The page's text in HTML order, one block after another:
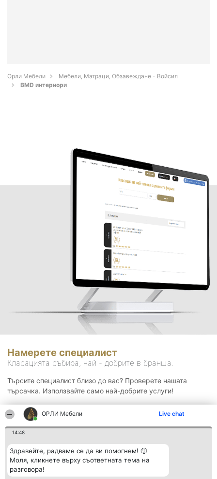
ОРЛИ Мебели Live chat
14:48
Здравейте, радваме се да ви помогнем! 🙂
Моля, кликнете върху съответната тема на
разговора!
Орли Мебели
Мебели, Матраци, Обзавеждане - Войсил
BMD интериори
Намерете специалист
Класацията събира, най - добрите в бранша.
Търсите специалист близо до вас? Проверете нашата
търсачка. Използвайте само най-добрите услуги!